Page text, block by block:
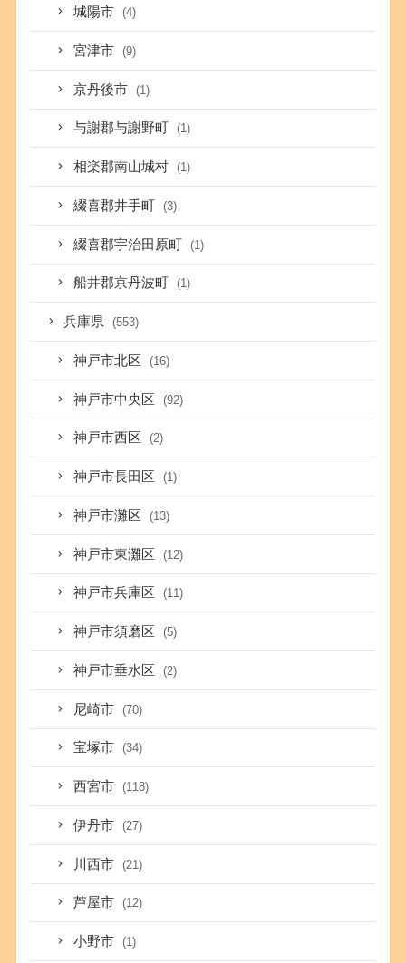
城陽市 (4)
宮津市 (9)
京丹後市 (1)
与謝郡与謝野町 (1)
相楽郡南山城村 (1)
綴喜郡井手町 (3)
綴喜郡宇治田原町 (1)
船井郡京丹波町 (1)
兵庫県 (553)
神戸市北区 (16)
神戸市中央区 (92)
神戸市西区 (2)
神戸市長田区 (1)
神戸市灘区 (13)
神戸市東灘区 (12)
神戸市兵庫区 (11)
神戸市須磨区 (5)
神戸市垂水区 (2)
尼崎市 (70)
宝塚市 (34)
西宮市 (118)
伊丹市 (27)
川西市 (21)
芦屋市 (12)
小野市 (1)